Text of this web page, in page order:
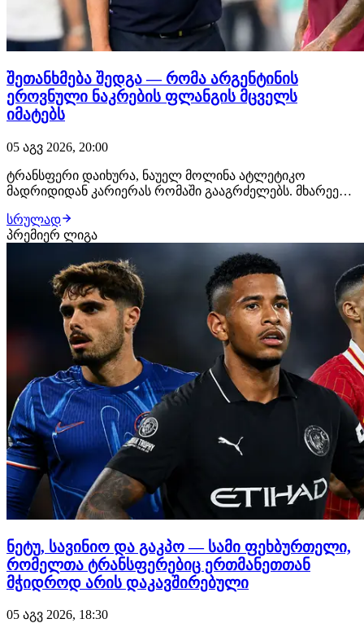
შეთანხმება შედგა — რომა არგენტინის
ეროვნული ნაკრების ფლანგის მცველს
იმატებს
05 აგვ 2026, 20:00
ტრანსფერი დაიხურა, ნაუელ მოლინა ატლეტიკო
მადრიდიდან კარიერას რომაში გააგრძელებს. მხარეებს
ფეხბურთელს იტალიაში უკვე ელოდებიან, სადაც
სამედიცინო შემოწმებას გაივლის და კონტრაქტს ხელს
მოაწერს. "ჯალოროსი" მოლინას სანაცვლოდ
დაახლოებით €18 მილიონს…
სრულად
პრემიერ ლიგა
ნეტუ, სავინიო და გაკპო — სამი ფეხბურთელი,
რომელთა ტრანსფერებიც ერთმანეთთან
მჭიდროდ არის დაკავშირებული
05 აგვ 2026, 18:30